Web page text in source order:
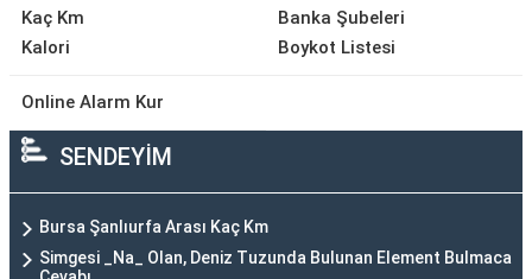
Kaç Km
Kalori
Banka Şubeleri
Boykot Listesi
Online Alarm Kur
SENDEYİM
Bursa Şanlıurfa Arası Kaç Km
Simgesi _Na_ Olan, Deniz Tuzunda Bulunan Element Bulmaca